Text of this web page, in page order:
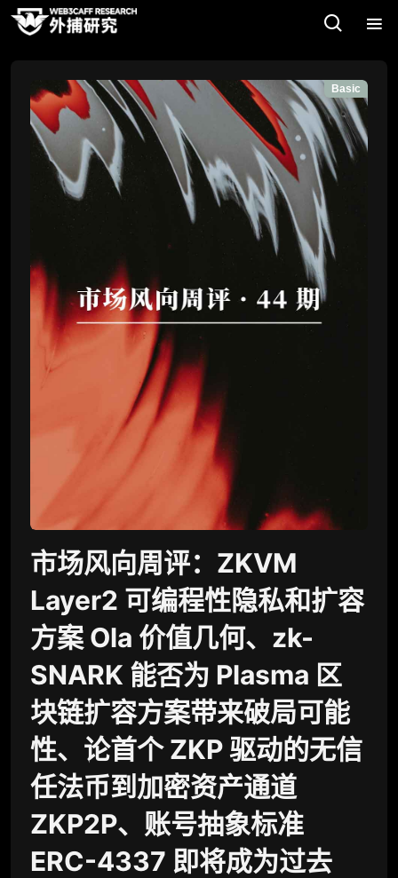
Basic
市场风向周评：ZKVM
Layer2 可编程性隐私和扩容
方案 Ola 价值几何、zk-
SNARK 能否为 Plasma 区
块链扩容方案带来破局可能
性、论首个 ZKP 驱动的无信
任法币到加密资产通道
ZKP2P、账号抽象标准
ERC-4337 即将成为过去